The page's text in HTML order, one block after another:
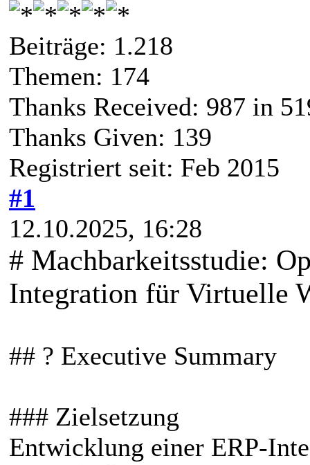
Beiträge: 1.218
Themen: 174
Thanks Received: 987 in
Thanks Given: 139
Registriert seit: Feb 2015
#1
12.10.2025, 16:28
# Machbarkeitsstudie:
Integration für Virtuelle
## ? Executive Summary
### Zielsetzung
Entwicklung einer ERP-